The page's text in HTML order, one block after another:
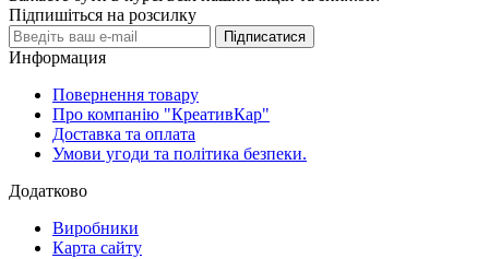
Підпишіться на розсилку
Підписатися
Информация
Повернення товару
Про компанію "КреативКар"
Доставка та оплата
Умови угоди та політика безпеки.
Додатково
Виробники
Карта сайту